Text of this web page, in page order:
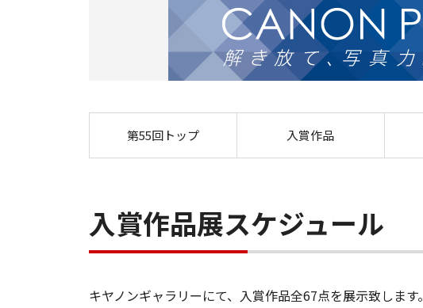
第55回トップ 入賞作品
入賞作品展スケジュール
キヤノンギャラリーにて、入賞作品全67点を展示致します。